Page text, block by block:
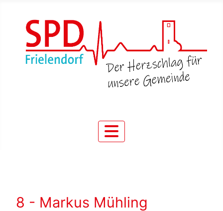
8 - Markus Mühling